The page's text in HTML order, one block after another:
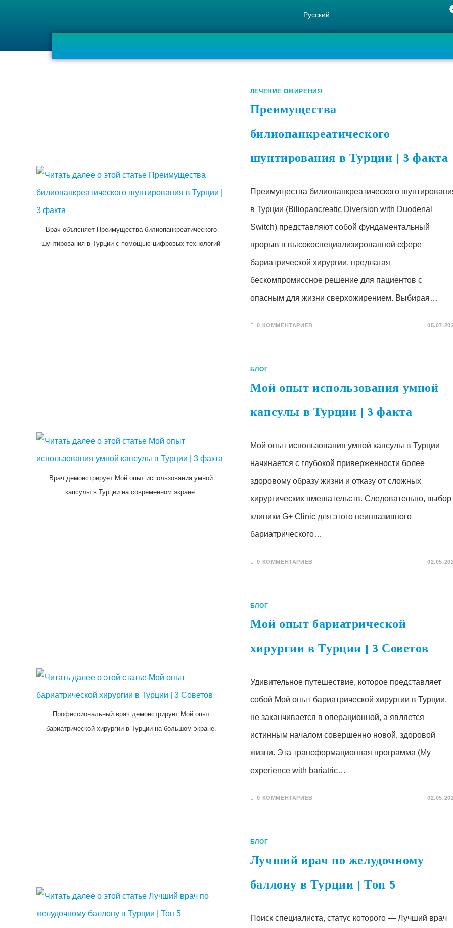
Русский
Врач объясняет Преимущества билиопанкреатического
шунтирования в Турции с помощью цифровых технологий
ЛЕЧЕНИЕ ОЖИРЕНИЯ
Преимущества
билиопанкреатического
шунтирования в Турции | 3 факта
Преимущества билиопанкреатического
в Турции (Biliopancreatic Diversion with Duodenal
Switch) представляют собой фундаментальный
прорыв в высокоспециализированной сфере
бариатрической хирургии, предлагая
бескомпромиссное решение для пациентов с
опасным для жизни сверхожирением. Выбирая…
0 КОММЕНТАРИЕВ
Врач демонстрирует Мой опыт использования умной
капсулы в Турции на современном экране.
БЛОГ
Мой опыт использования умной
капсулы в Турции | 3 факта
Мой опыт использования умной капсулы в Турции
начинается с глубокой приверженности более
здоровому образу жизни и отказу от сложных
хирургических вмешательств. Следовательно, выбор
клиники G+ Clinic для этого неинвазивного
бариатрического…
0 КОММЕНТАРИЕВ
Профессиональный врач демонстрирует Мой опыт
бариатрической хирургии в Турции на большом экране.
БЛОГ
Мой опыт бариатрической
хирургии в Турции | 3 Советов
Удивительное путешествие, которое представляет
собой Мой опыт бариатрической хирургии в Турции,
не заканчивается в операционной, а является
истинным началом совершенно новой, здоровой
жизни. Эта трансформационная программа (My
experience with bariatric…
0 КОММЕНТАРИЕВ
БЛОГ
Лучший врач по желудочному
баллону в Турции | Топ 5
Поиск специалиста, статус которого — Лучший врач